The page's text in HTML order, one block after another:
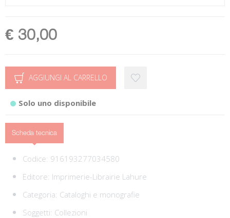
€ 30,00
AGGIUNGI AL CARRELLO
Solo uno disponibile
Scheda tecnica
Codice: 916193277034580
Editore: Imprimerie-Librairie Lahure
Categoria: Cataloghi e monografie
Soggetti: Collezioni